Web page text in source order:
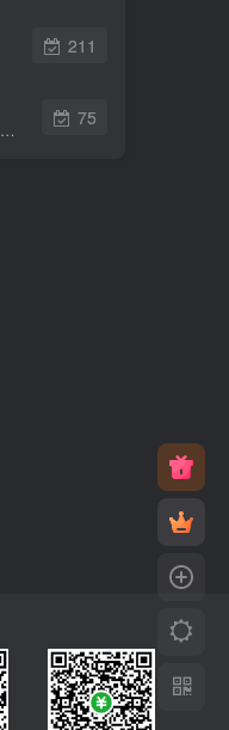
211
这家伙很懒，什么都没有写...
75